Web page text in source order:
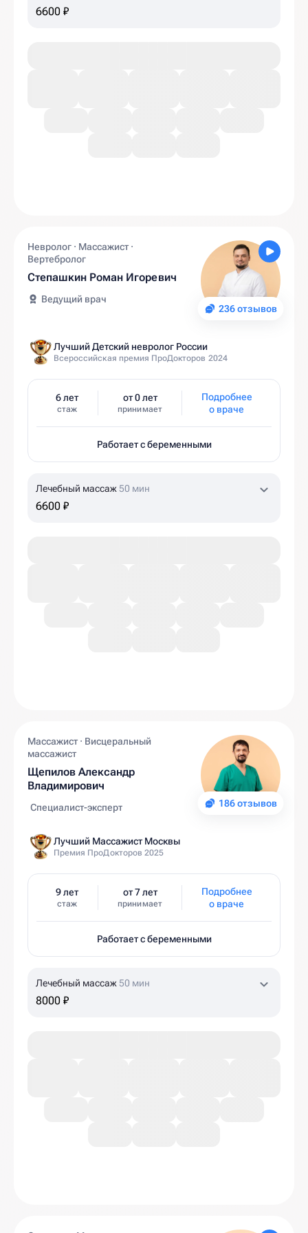
6600 ₽
236 отзывов
Невролог · Массажист ·
Вертебролог
Степашкин Роман Игоревич
Ведущий врач
Лучший Детский невролог России
Всероссийская премия ПроДокторов 2024
6 лет
стаж
от 0 лет
принимает
Подробнее
о враче
Работает с беременными
Лечебный массаж 50 мин
6600 ₽
186 отзывов
Массажист · Висцеральный
массажист
Щепилов Александр
Владимирович
Специалист-эксперт
Лучший Массажист Москвы
Премия ПроДокторов 2025
9 лет
стаж
от 7 лет
принимает
Подробнее
о враче
Работает с беременными
Лечебный массаж 50 мин
8000 ₽